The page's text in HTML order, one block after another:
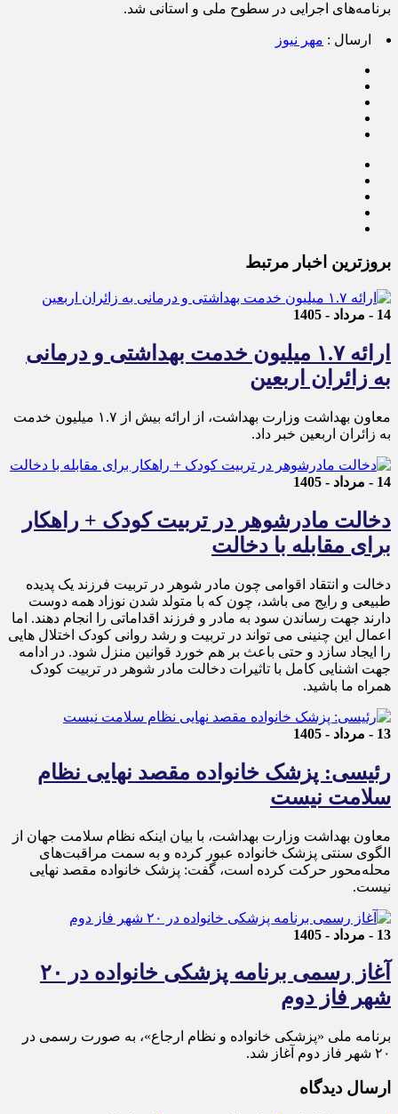
برنامه‌های اجرایی در سطوح ملی و استانی شد.
ارسال : مهر نیوز
بروزترین اخبار مرتبط
14 - مرداد - 1405
ارائه ۱.۷ میلیون خدمت بهداشتی و درمانی
به زائران اربعین
معاون بهداشت وزارت بهداشت، از ارائه بیش از ۱.۷ میلیون خدمت
به زائران اربعین خبر داد.
14 - مرداد - 1405
دخالت مادرشوهر در تربیت کودک + راهکار
برای مقابله با دخالت
دخالت و انتقاد اقوامی چون مادر شوهر در تربیت فرزند یک پدیده
طبیعی و رایج می باشد، چون که با متولد شدن نوزاد همه دوست
دارند جهت رساندن سود به مادر و فرزند اقداماتی را انجام دهند. اما
اعمال این چنینی می تواند در تربیت و رشد روانی کودک اختلال هایی
را ایجاد سازد و حتی باعث بر هم خورد قوانین منزل شود. در ادامه
جهت اشنایی کامل با تاثیرات دخالت مادر شوهر در تربیت کودک
همراه ما باشید.
13 - مرداد - 1405
رئیسی: پزشک خانواده مقصد نهایی نظام
سلامت نیست
معاون بهداشت وزارت بهداشت، با بیان اینکه نظام سلامت جهان از
الگوی سنتی پزشک خانواده عبور کرده و به سمت مراقبت‌های
محله‌محور حرکت کرده است، گفت: پزشک خانواده مقصد نهایی
نیست.
13 - مرداد - 1405
آغاز رسمی برنامه پزشکی خانواده در ۲۰
شهر فاز دوم
برنامه ملی «پزشکی خانواده و نظام ارجاع»، به صورت رسمی در
۲۰ شهر فاز دوم آغاز شد.
ارسال دیدگاه